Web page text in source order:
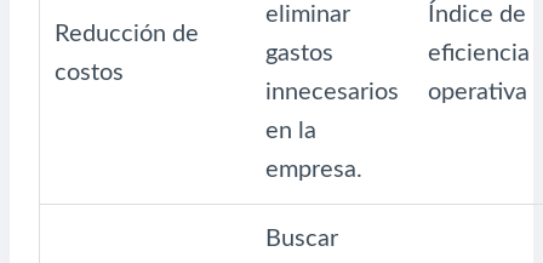
Reducción de
costos
eliminar
gastos
innecesarios
en la
empresa.
Índice de
eficiencia
operativa
Buscar